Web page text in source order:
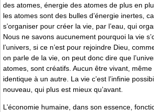
des atomes, énergie des atomes de plus en
les atomes sont des bulles d’énergie inertes,
s’organiser pour créer la vie, par l’eau, qui
Nous ne savons aucunement pourquoi la vie
l’univers, si ce n’est pour rejoindre Dieu,
on parle de la vie, on peut donc dire que
atomes, sont créatifs. Aucun être vivant, même
identique à un autre. La vie c’est l’infinie
nouveau, qui plus est mieux qu’avant.
L’économie humaine, dans son essence,